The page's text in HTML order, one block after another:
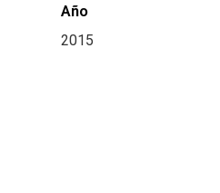
Año
2015